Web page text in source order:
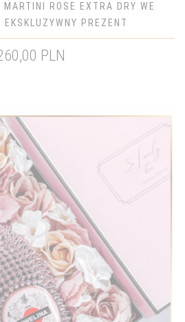
ROSE EXTRA DRY WE
EKSKLUZYWNY PREZENT
PLN